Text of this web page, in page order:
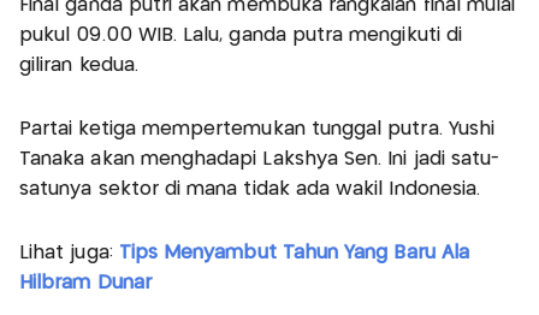
Final ganda putri akan membuka rangkaian final mulai
pukul 09.00 WIB. Lalu, ganda putra mengikuti di
giliran kedua.
Partai ketiga mempertemukan tunggal putra. Yushi
Tanaka akan menghadapi Lakshya Sen. Ini jadi satu-
satunya sektor di mana tidak ada wakil Indonesia.
Lihat juga: Tips Menyambut Tahun Yang Baru Ala
Hilbram Dunar